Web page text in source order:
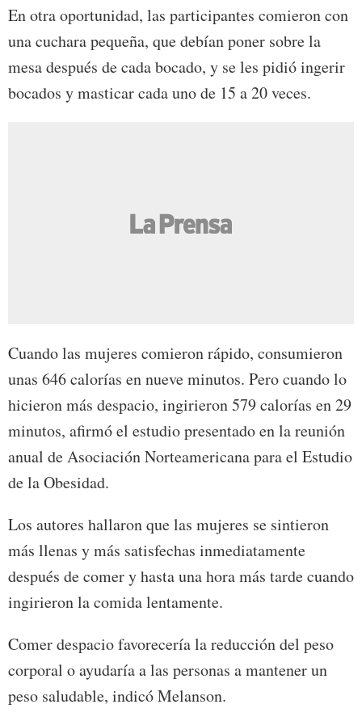
En otra oportunidad, las participantes comieron con
una cuchara pequeña, que debían poner sobre la
mesa después de cada bocado, y se les pidió ingerir
bocados y masticar cada uno de 15 a 20 veces.
Cuando las mujeres comieron rápido, consumieron
unas 646 calorías en nueve minutos. Pero cuando lo
hicieron más despacio, ingirieron 579 calorías en 29
minutos, afirmó el estudio presentado en la reunión
anual de Asociación Norteamericana para el Estudio
de la Obesidad.
Los autores hallaron que las mujeres se sintieron
más llenas y más satisfechas inmediatamente
después de comer y hasta una hora más tarde cuando
ingirieron la comida lentamente.
Comer despacio favorecería la reducción del peso
corporal o ayudaría a las personas a mantener un
peso saludable, indicó Melanson.